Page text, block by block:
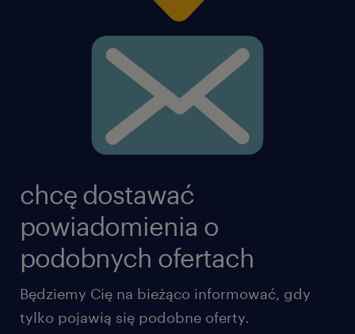
chcę dostawać
powiadomienia o
podobnych ofertach
Będziemy Cię na bieżąco informować, gdy
tylko pojawią się podobne oferty.